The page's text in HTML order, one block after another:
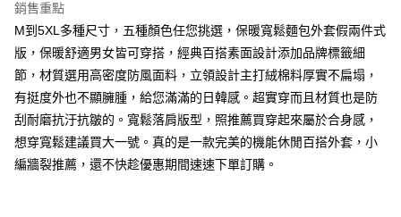
每筆NT$80，滿NT$1,000(含以上)免運費
每筆NT$80，滿NT$1,000(含以上)免運費
宅配
每筆NT$150，滿NT$3,000(含以上)免運費
外島郵寄
銷售重點
M到5XL多種尺寸，五種顏色任您挑選，保暖寬鬆麵包外套假兩件式
版，保暖舒適男女皆可穿搭，經典百搭素面設計添加品牌標籤細
節，材質選用高密度防風面料，立領設計主打絨棉料厚實不扁塌，
有挺度外也不顯臃腫，給您滿滿的日韓感。超實穿而且材質也是防
刮耐磨抗汙抗皺的。寬鬆落肩版型，照推薦買穿起來屬於合身感，
想穿寬鬆建議買大一號。真的是一款完美的機能休閒百搭外套，小
編牆裂推薦，還不快趁優惠期間速速下單訂購。